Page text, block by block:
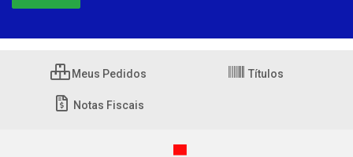
Meus Pedidos Títulos
Notas Fiscais